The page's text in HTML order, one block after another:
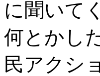
に聞いて
何とかし
民アクシ